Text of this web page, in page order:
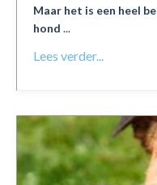
Maar het is een heel
hond ...
Lees verder...